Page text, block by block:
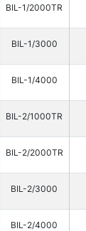
BIL-1/2000TR
BIL-1/3000
BIL-1/4000
BIL-2/1000TR
BIL-2/2000TR
BIL-2/3000
BIL-2/4000